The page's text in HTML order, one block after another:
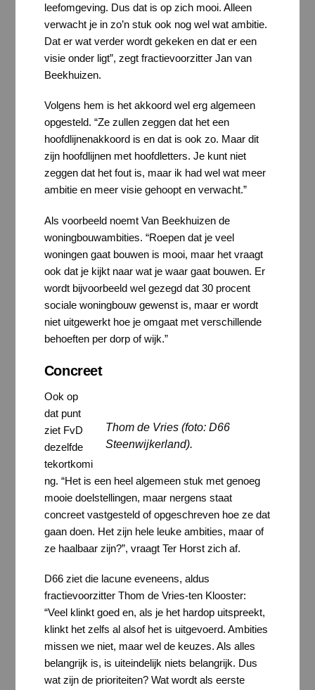
leefomgeving. Dus dat is op zich mooi. Alleen
verwacht je in zo’n stuk ook nog wel wat ambitie.
Dat er wat verder wordt gekeken en dat er een
visie onder ligt”, zegt fractievoorzitter Jan van
Beekhuizen.
Volgens hem is het akkoord wel erg algemeen
opgesteld. “Ze zullen zeggen dat het een
hoofdlijnenakkoord is en dat is ook zo. Maar dit
zijn hoofdlijnen met hoofdletters. Je kunt niet
zeggen dat het fout is, maar ik had wel wat meer
ambitie en meer visie gehoopt en verwacht.”
Als voorbeeld noemt Van Beekhuizen de
woningbouwambities. “Roepen dat je veel
woningen gaat bouwen is mooi, maar het vraagt
ook dat je kijkt naar wat je waar gaat bouwen. Er
wordt bijvoorbeeld wel gezegd dat 30 procent
sociale woningbouw gewenst is, maar er wordt
niet uitgewerkt hoe je omgaat met verschillende
behoeften per dorp of wijk.”
Concreet
Thom de Vries (foto: D66
Steenwijkerland).
Ook op
dat punt
ziet FvD
dezelfde
tekortkomi
ng. “Het is een heel algemeen stuk met genoeg
mooie doelstellingen, maar nergens staat
concreet vastgesteld of opgeschreven hoe ze dat
gaan doen. Het zijn hele leuke ambities, maar of
ze haalbaar zijn?”, vraagt Ter Horst zich af.
D66 ziet die lacune eveneens, aldus
fractievoorzitter Thom de Vries-ten Klooster:
“Veel klinkt goed en, als je het hardop uitspreekt,
klinkt het zelfs al alsof het is uitgevoerd. Ambities
missen we niet, maar wel de keuzes. Als alles
belangrijk is, is uiteindelijk niets belangrijk. Dus
wat zijn de prioriteiten? Wat wordt als eerste